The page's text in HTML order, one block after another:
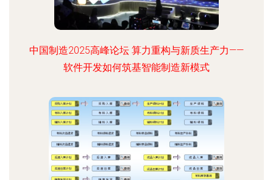
中国制造2025高峰论坛 算力重构与新质生产力——
软件开发如何筑基智能制造新模式